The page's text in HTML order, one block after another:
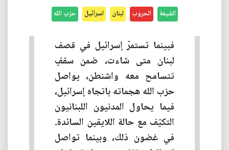
الشيعة الحروب لبنان اسرائيل حزب الله
فبينما تستمرّ إسرائيل في قصف
لبنان متى شاءت، ضمن سقفٍ
تتسامح معه واشنطن، يواصل
حزب الله هجماته باتجاه إسرائيل،
فيما يحاول المدنيون اللبنانيون
التكيّف مع حالة اللايقين السائدة.
في غضون ذلك، وبينما تواصل